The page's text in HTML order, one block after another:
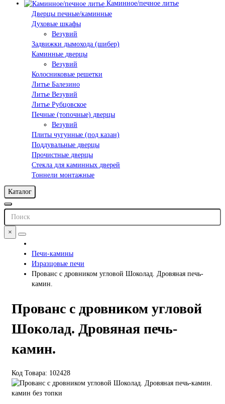
Каминное/печное литье
Дверцы печные/каминные
Духовые шкафы
Везувий
Задвижки дымохода (шибер)
Каминные дверцы
Везувий
Колосниковые решетки
Литье Балезино
Литье Везувий
Литье Рубцовское
Печные (топочные) дверцы
Везувий
Плиты чугунные (под казан)
Поддувальные дверцы
Прочистные дверцы
Стекла для каминных дверей
Тоннели монтажные
Каталог
×
Печи-камины
Изразцовые печи
Прованс с дровником угловой Шоколад. Дровяная печь-
камин.
Прованс с дровником угловой
Шоколад. Дровяная печь-
камин.
Код Товара: 102428
камин без топки